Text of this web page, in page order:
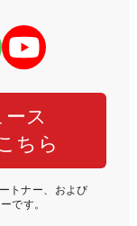
ス
ちら
トナー、および
です。